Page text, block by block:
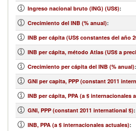
Ingreso nacional bruto (ING) (US$):
Crecimiento del INB (% anual):
INB per cápita (US$ constantes del año
INB per cápita, método Atlas (US$ a
Crecimiento per cápita del INB (% anual):
GNI per capita, PPP (constant 2011
INB per cápita, PPA (a $ internacionales
GNI, PPP (constant 2011 international $):
INB, PPA (a $ internacionales actuales):